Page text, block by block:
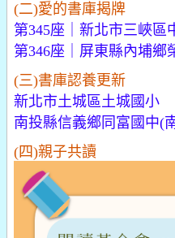
(二)愛的書庫揭牌
第345座｜新北市三峽區
第346座｜屏東縣內埔鄉
(三)書庫認養更新
新北市土城區土城國小
南投縣信義鄉同富國中(
(四)親子共讀